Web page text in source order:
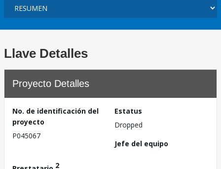
Llave Detalles
Proyecto Detalles
No. de identificación del
proyecto
P045067
Estatus
Dropped
Jefe del equipo
2